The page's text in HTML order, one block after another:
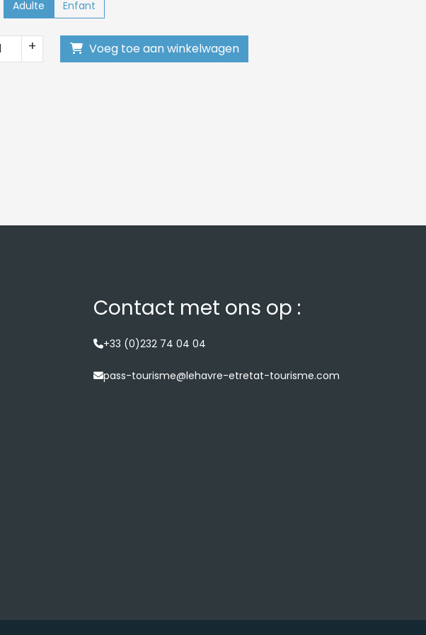
Adulte Enfant
+ Voeg toe aan winkelwagen
Contact met ons op :
+33 (0)232 74 04 04
pass-tourisme@lehavre-etretat-tourisme.com